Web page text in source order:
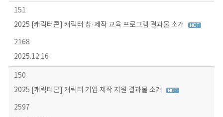
151
2025 [캐릭터콘] 캐릭터 창·제작 교육 프로그램 결과물 소개
2168
2025.12.16
150
2025 [캐릭터콘] 캐릭터 기업 제작 지원 결과물 소개
2597